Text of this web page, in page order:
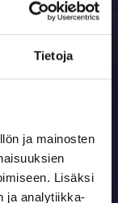
Tietoja
ja mainosten
Lisäksi
ja analytiikka-